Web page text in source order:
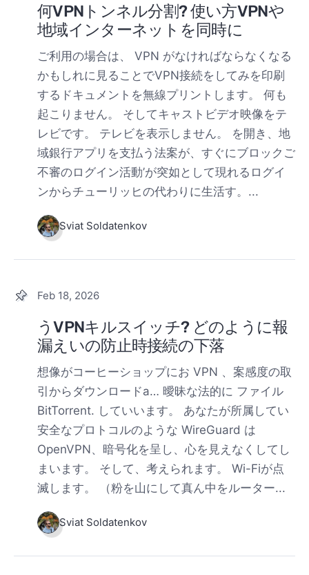
何VPNトンネル分割? 使い方VPNや
地域インターネットを同時に
ご利用の場合は、 VPN がなければならなくなる
かもしれに見ることでVPN接続をしてみを印刷
するドキュメントを無線プリントします。 何も
起こりません。 そしてキャストビデオ映像をテ
レビです。 テレビを表示しません。 を開き、地
域銀行アプリを支払う法案が、すぐにブロックご
不審のログイン活動’が突如として現れるログイ
ンからチューリッヒの代わりに生活す。...
Sviat Soldatenkov
Feb 18, 2026
うVPNキルスイッチ? どのように報
漏えいの防止時接続の下落
想像がコーヒーショップにお VPN 、案感度の取
引からダウンロードa… 曖昧な法的に ファイル
BitTorrent. していいます。 あなたが所属してい
安全なプロトコルのような WireGuard は
OpenVPN、暗号化を呈し、心を見えなくしてし
まいます。 そして、考えられます。 Wi-Fiが点
滅します。 （粉を山にして真ん中をルーター...
Sviat Soldatenkov